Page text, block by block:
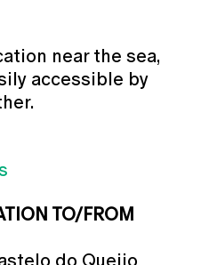
near the sea,
accessible by
TO/FROM
do Queijo